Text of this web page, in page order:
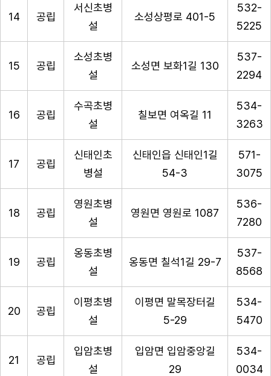
14 공립
서신초병
설
소성상평로 401-5
532-
5225
15 공립
소성초병
설
소성면 보화1길 130
537-
2294
16 공립
수곡초병
설
칠보면 여옥길 11
534-
3263
17 공립
신태인초
병설
신태인읍 신태인1길
54-3
571-
3075
18 공립
영원초병
설
영원면 영원로 1087
536-
7280
19 공립
옹동초병
설
옹동면 칠석1길 29-7
537-
8568
20 공립
이평초병
설
이평면 말목장터길
5-29
534-
5470
21 공립
입암초병
설
입암면 입암중앙길
29
534-
0034